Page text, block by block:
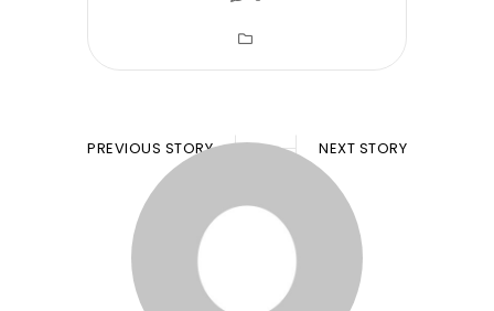
PREVIOUS STORY NEXT STORY